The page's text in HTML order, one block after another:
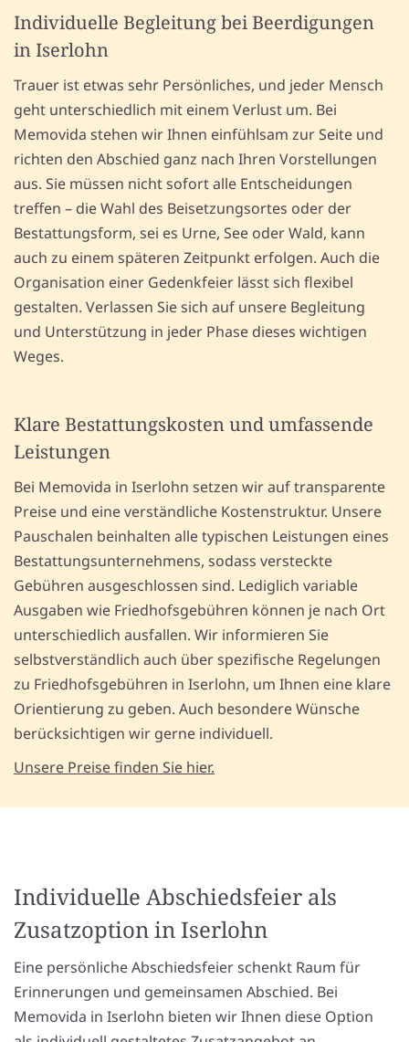
Individuelle Begleitung bei Beerdigungen
in Iserlohn
Trauer ist etwas sehr Persönliches, und jeder Mensch
geht unterschiedlich mit einem Verlust um. Bei
Memovida stehen wir Ihnen einfühlsam zur Seite und
richten den Abschied ganz nach Ihren Vorstellungen
aus. Sie müssen nicht sofort alle Entscheidungen
treffen – die Wahl des Beisetzungsortes oder der
Bestattungsform, sei es Urne, See oder Wald, kann
auch zu einem späteren Zeitpunkt erfolgen. Auch die
Organisation einer Gedenkfeier lässt sich flexibel
gestalten. Verlassen Sie sich auf unsere Begleitung
und Unterstützung in jeder Phase dieses wichtigen
Weges.
Klare Bestattungskosten und umfassende
Leistungen
Bei Memovida in Iserlohn setzen wir auf transparente
Preise und eine verständliche Kostenstruktur. Unsere
Pauschalen beinhalten alle typischen Leistungen eines
Bestattungsunternehmens, sodass versteckte
Gebühren ausgeschlossen sind. Lediglich variable
Ausgaben wie Friedhofsgebühren können je nach Ort
unterschiedlich ausfallen. Wir informieren Sie
selbstverständlich auch über spezifische Regelungen
zu Friedhofsgebühren in Iserlohn, um Ihnen eine klare
Orientierung zu geben. Auch besondere Wünsche
berücksichtigen wir gerne individuell.
Unsere Preise finden Sie hier.
Individuelle Abschiedsfeier als
Zusatzoption in Iserlohn
Eine persönliche Abschiedsfeier schenkt Raum für
Erinnerungen und gemeinsamen Abschied. Bei
Memovida in Iserlohn bieten wir Ihnen diese Option